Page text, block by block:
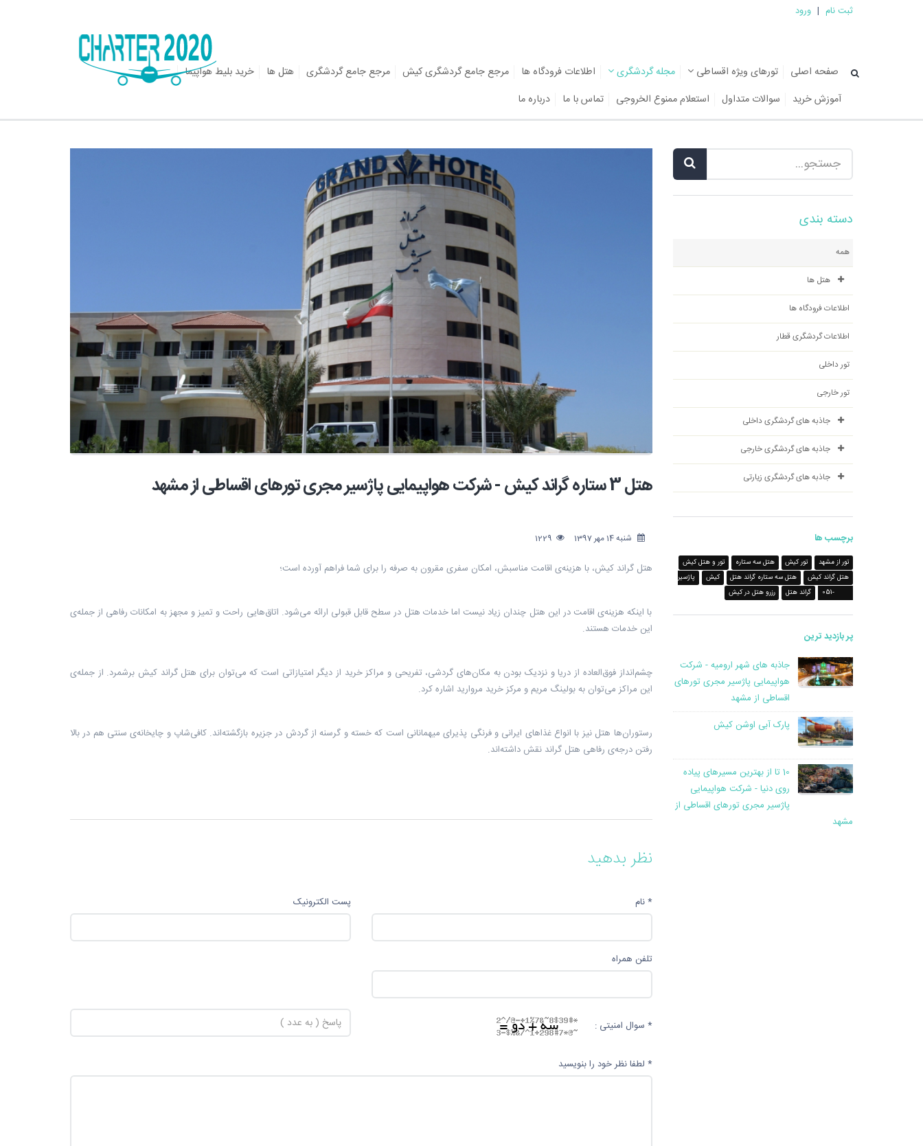
ثبت نام | ورود
صفحه اصلی تورهای ویژه اقساطی مجله گردشگری اطلاعات فرودگاه ها مرجع جامع گردشگری کیش مرجع جامع گردشگری هتل ها
خرید بلیط هواپیما
آموزش خرید
سوالات متداول استعلام ممنوع الخروجی تماس با ما درباره ما
دسته بندی
همه
هتل ها
اطلاعات فرودگاه ها
اطلاعات گردشگری قطار
تور داخلی
تور خارجی
جاذبه های گردشگری داخلی
جاذبه های گردشگری خارجی
جاذبه های گردشگری زیارتی
برچسب ها
تور از مشهد تور کیش هتل سه ستاره
تور و هتل کیش
هتل گراند کیش
هتل سه ستاره گراند هتل کیش
پاژسیر
گراند هتل رزرو هتل در کیش
پر بازدید ترین
جاذبه های شهر ارومیه - شرکت
هواپیمایی پاژسیر مجری تورهای
اقساطی از مشهد
پارک آبی اوشن کیش
10 تا از بهترین مسیرهای پیاده
روی دنیا - شرکت هواپیمایی
پاژسیر مجری تورهای اقساطی از
مشهد
هتل 3 ستاره گراند کیش - شرکت هواپیمایی پاژسیر مجری تورهای اقساطی از مشهد
شنبه 14 مهر 1397
هتل گراند کیش، با هزینه‌ی اقامت مناسبش، امکان سفری مقرون به صرفه را برای شما فراهم آورده است؛
با اینکه هزینه‌ی اقامت در این هتل چندان زیاد نیست اما خدمات هتل در سطح قابل قبولی ارائه می‌شود. اتاق‌هایی راحت و تمیز و مجهز به امکانات رفاهی از جمله‌ی
این خدمات هستند.
چشم‌انداز فوق‌العاده از دریا و نزدیک بودن به مکان‌های گردشی، تفریحی و مراکز خرید از دیگر امتیازاتی است که می‌توان برای هتل گراند کیش برشمرد. از جمله‌ی
این مراکز می‌توان به بولینگ مریم و مرکز خرید مروارید اشاره کرد.
رستوران‌ها هتل نیز با انواع غذاهای ایرانی و فرنگی پذیرای میهمانانی است که خسته و گرسنه از گردش در جزیره بازگشته‌اند. کافی‌شاپ و چایخانه‌ی سنتی هم در بالا
رفتن درجه‌ی رفاهی هتل گراند نقش داشته‌اند.
نظر بدهید
* نام پست الکترونیک
تلفن همراه
* سوال امنیتی :
* لطفا نظر خود را بنویسید